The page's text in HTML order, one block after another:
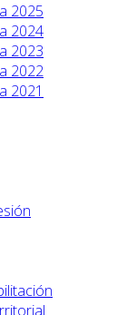
2025
2024
2023
2022
2021